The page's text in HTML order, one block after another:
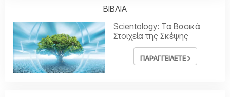
ΒΙΒΛΙΑ
Scientology: Τα Βασικά
Στοιχεία της Σκέψης
ΠΑΡΑΓΓΕΙΛΕΤΕ